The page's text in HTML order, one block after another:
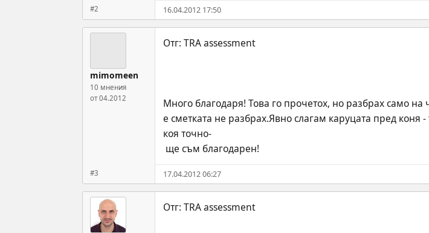
#2 16.04.2012 17:50
mimomeen
10 мнения
от 04.2012
#3
Много благодаря! Това го прочетох, но разбрах само
е сметката не разбрах.Явно слагам каруцата пред
коя точно-
ще съм благодарен!
17.04.2012 06:27